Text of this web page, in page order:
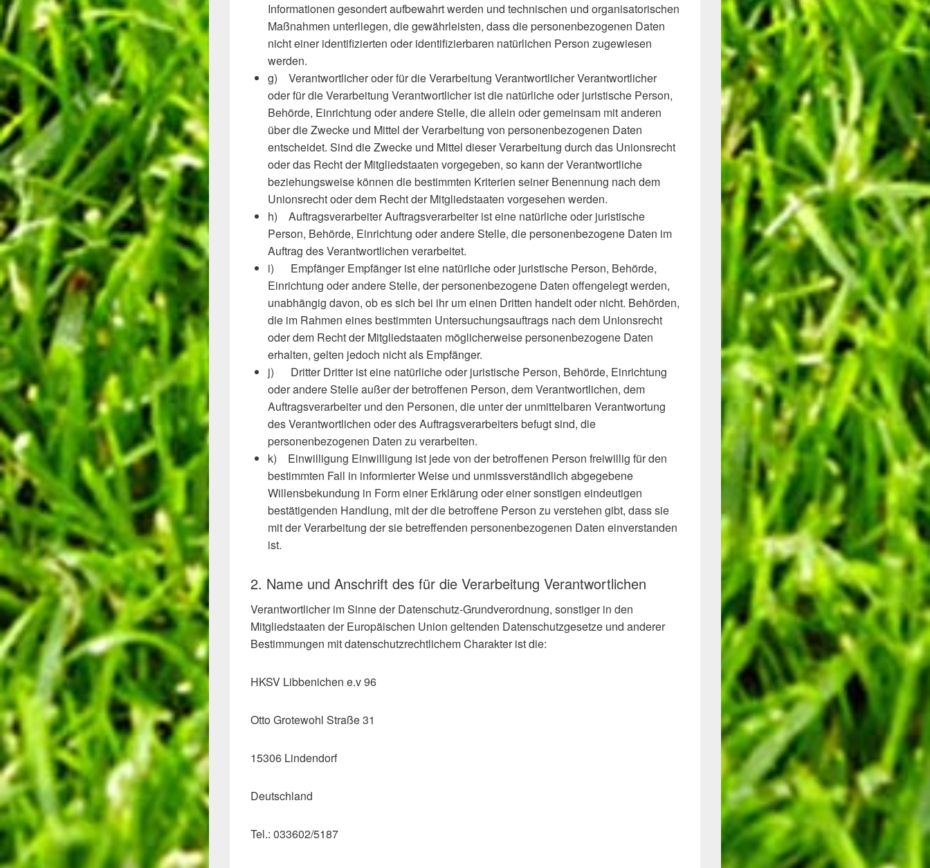
Informationen gesondert aufbewahrt werden und technischen und organisatorischen
Maßnahmen unterliegen, die gewährleisten, dass die personenbezogenen Daten
nicht einer identifizierten oder identifizierbaren natürlichen Person zugewiesen
werden.
g) Verantwortlicher oder für die Verarbeitung Verantwortlicher Verantwortlicher
oder für die Verarbeitung Verantwortlicher ist die natürliche oder juristische Person,
Behörde, Einrichtung oder andere Stelle, die allein oder gemeinsam mit anderen
über die Zwecke und Mittel der Verarbeitung von personenbezogenen Daten
entscheidet. Sind die Zwecke und Mittel dieser Verarbeitung durch das Unionsrecht
oder das Recht der Mitgliedstaaten vorgegeben, so kann der Verantwortliche
beziehungsweise können die bestimmten Kriterien seiner Benennung nach dem
Unionsrecht oder dem Recht der Mitgliedstaaten vorgesehen werden.
h) Auftragsverarbeiter Auftragsverarbeiter ist eine natürliche oder juristische
Person, Behörde, Einrichtung oder andere Stelle, die personenbezogene Daten im
Auftrag des Verantwortlichen verarbeitet.
i) Empfänger Empfänger ist eine natürliche oder juristische Person, Behörde,
Einrichtung oder andere Stelle, der personenbezogene Daten offengelegt werden,
unabhängig davon, ob es sich bei ihr um einen Dritten handelt oder nicht. Behörden,
die im Rahmen eines bestimmten Untersuchungsauftrags nach dem Unionsrecht
oder dem Recht der Mitgliedstaaten möglicherweise personenbezogene Daten
erhalten, gelten jedoch nicht als Empfänger.
j) Dritter Dritter ist eine natürliche oder juristische Person, Behörde, Einrichtung
oder andere Stelle außer der betroffenen Person, dem Verantwortlichen, dem
Auftragsverarbeiter und den Personen, die unter der unmittelbaren Verantwortung
des Verantwortlichen oder des Auftragsverarbeiters befugt sind, die
personenbezogenen Daten zu verarbeiten.
k) Einwilligung Einwilligung ist jede von der betroffenen Person freiwillig für den
bestimmten Fall in informierter Weise und unmissverständlich abgegebene
Willensbekundung in Form einer Erklärung oder einer sonstigen eindeutigen
bestätigenden Handlung, mit der die betroffene Person zu verstehen gibt, dass sie
mit der Verarbeitung der sie betreffenden personenbezogenen Daten einverstanden
ist.
2. Name und Anschrift des für die Verarbeitung Verantwortlichen
Verantwortlicher im Sinne der Datenschutz-Grundverordnung, sonstiger in den
Mitgliedstaaten der Europäischen Union geltenden Datenschutzgesetze und anderer
Bestimmungen mit datenschutzrechtlichem Charakter ist die:
HKSV Libbenichen e.v 96
Otto Grotewohl Straße 31
15306 Lindendorf
Deutschland
Tel.: 033602/5187